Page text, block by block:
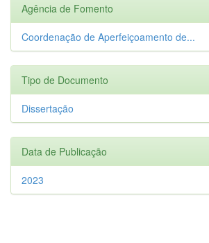
Agência de Fomento
Coordenação de Aperfeiçoamento de...
Tipo de Documento
Dissertação
Data de Publicação
2023